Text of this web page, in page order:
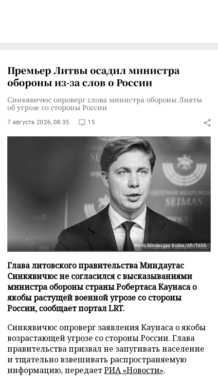
Премьер Литвы осадил министра
обороны из-за слов о России
Синкявичюс опроверг слова министра обороны Ливты
об угрозе со стороны России
7 августа 2026, 08:35 15
Фото: Mindaugas Kulbis/AP/TASS
Глава литовского правительства Миндаугас
Синкявичюс не согласился с высказываниями
министра обороны страны Робертаса Каунаса о
якобы растущей военной угрозе со стороны
России, сообщает портал LRT.
Синкявичюс опроверг заявления Каунаса о якобы
возрастающей угрозе со стороны России. Глава
правительства призвал не запугивать население
и тщательно взвешивать распространяемую
информацию, передаетРИА «Новости».